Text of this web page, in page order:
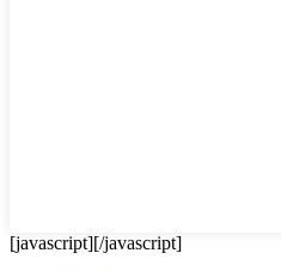
[javascript][/javascript]